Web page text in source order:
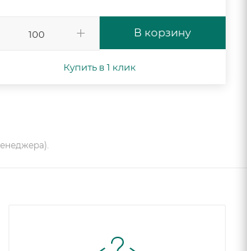
В корзину
Купить в 1 клик